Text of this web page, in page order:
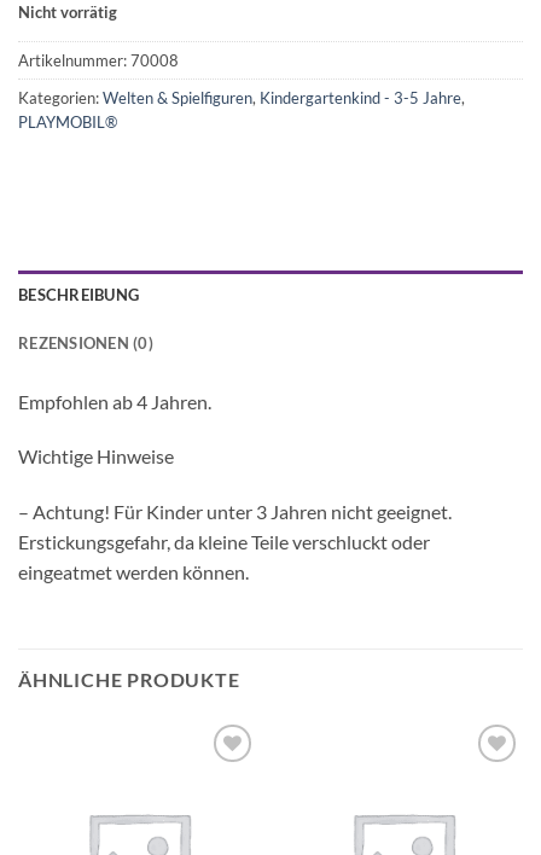
Nicht vorrätig
Artikelnummer:70008
Kategorien:Welten & Spielfiguren, Kindergartenkind - 3-5 Jahre,
PLAYMOBIL®
BESCHREIBUNG
REZENSIONEN (0)
Empfohlen ab 4 Jahren.
Wichtige Hinweise
– Achtung! Für Kinder unter 3 Jahren nicht geeignet.
Erstickungsgefahr, da kleine Teile verschluckt oder
eingeatmet werden können.
ÄHNLICHE PRODUKTE